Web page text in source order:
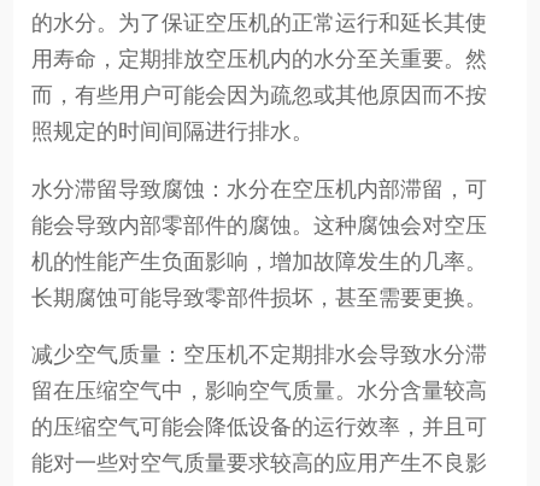
的水分。为了保证空压机的正常运行和延长其使
用寿命，定期排放空压机内的水分至关重要。然
而，有些用户可能会因为疏忽或其他原因而不按
照规定的时间间隔进行排水。
水分滞留导致腐蚀：水分在空压机内部滞留，可
能会导致内部零部件的腐蚀。这种腐蚀会对空压
机的性能产生负面影响，增加故障发生的几率。
长期腐蚀可能导致零部件损坏，甚至需要更换。
减少空气质量：空压机不定期排水会导致水分滞
留在压缩空气中，影响空气质量。水分含量较高
的压缩空气可能会降低设备的运行效率，并且可
能对一些对空气质量要求较高的应用产生不良影